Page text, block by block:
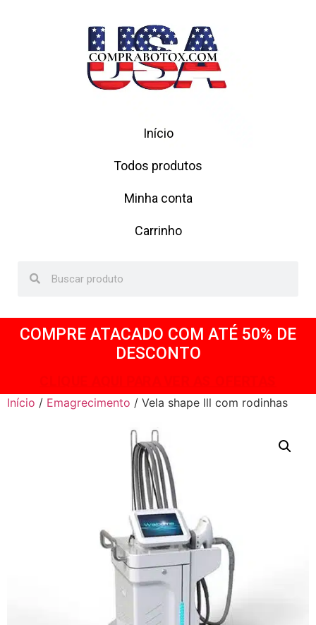
Início
Todos produtos
Minha conta
Carrinho
COMPRE ATACADO COM ATÉ 50% DE
DESCONTO
Início / Emagrecimento / Vela shape lll com rodinhas